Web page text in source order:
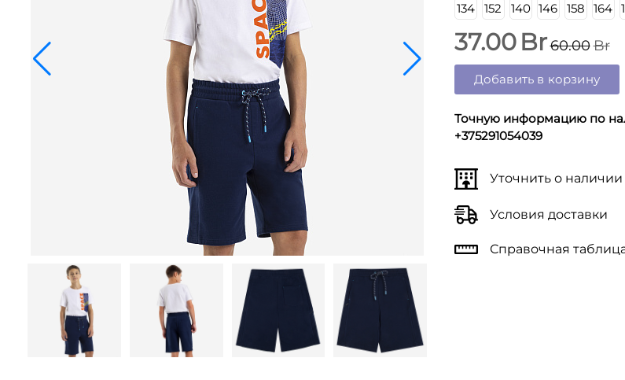
134
152 140 146 158 164
37.00 Br60.00Br
Добавить в корзину
Точную информацию по
+375291054039
Уточнить о наличии
Условия доставки
Справочная